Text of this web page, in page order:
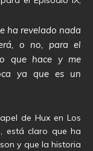
ha revelado nada
o no, para el
que hace y me
ya que es un
de Hux en Los
está claro que ha
y que la historia